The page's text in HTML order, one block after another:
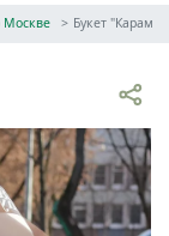
Москве Букет